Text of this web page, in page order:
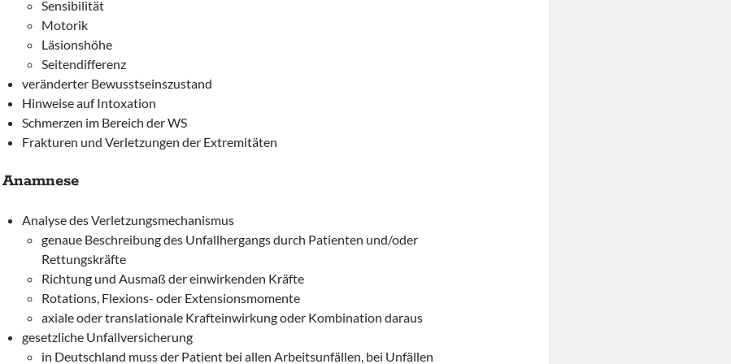
Sensibilität
Motorik
Läsionshöhe
Seitendifferenz
veränderter Bewusstseinszustand
Hinweise auf Intoxation
Schmerzen im Bereich der WS
Frakturen und Verletzungen der Extremitäten
Anamnese
Analyse des Verletzungsmechanismus
genaue Beschreibung des Unfallhergangs durch Patienten und/oder
Rettungskräfte
Richtung und Ausmaß der einwirkenden Kräfte
Rotations, Flexions- oder Extensionsmomente
axiale oder translationale Krafteinwirkung oder Kombination daraus
gesetzliche Unfallversicherung
in Deutschland muss der Patient bei allen Arbeitsunfällen, bei Unfällen